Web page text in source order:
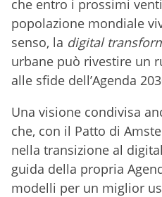
che entro i prossimi
popolazione mondiale
senso, la digital
urbane può rivestire un
alle sfide dell’Agenda
Una visione condivisa
che, con il Patto di
nella transizione al
guida della propria
modelli per un miglior